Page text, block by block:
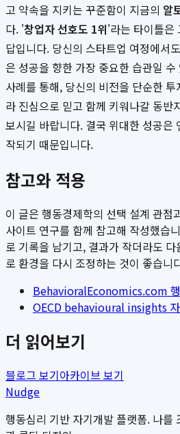
고 약속을 지키는 꾸준함이 지금의 알
다. '창업자 선호도 1위'라는 타이틀은
답입니다. 당신의 스타트업 여정에서
은 성공을 향한 가장 중요한 습관일
사례를 통해, 당신의 비전을 단순한
라 진심으로 믿고 함께 키워나갈 동반
보시길 바랍니다. 결국 위대한 성공은
작되기 때문입니다.
참고와 적용
이 글은 행동경제학의 선택 설계 관점
사이트 연구를 함께 참고해 작성했습
로 기록을 남기고, 결과가 작더라도
로 환경을 다시 조정하는 것이 좋습니
BehavioralEconomics.com
OECD behavioural insights
더 읽어보기
블로그 보기아카이브 보기
Nudge
행동심리 기반 자기개발 플랫폼. 나를